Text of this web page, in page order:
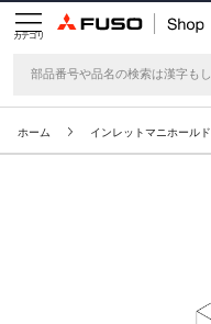
カテゴリ
ホーム インレットマニホールド